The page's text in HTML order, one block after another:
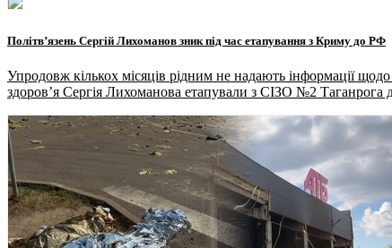
Політвʼязень Сергій Лихоманов зник під час етапування з Криму до РФ
Упродовж кількох місяців рідним не надають інформації
здоров’я Сергія Лихоманова етапували з СІЗО №2